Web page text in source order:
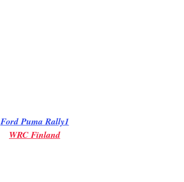
Ford Puma Rally1
WRC Finland